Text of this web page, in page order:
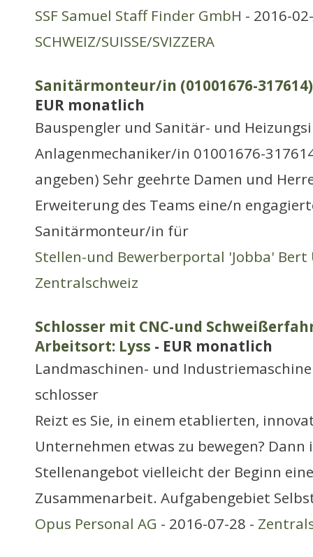
SSF Samuel Staff Finder GmbH - 2016-
SCHWEIZ/SUISSE/SVIZZERA
Sanitärmonteur/in (01001676-
EUR monatlich
Bauspengler und Sanitär- und
Anlagenmechaniker/in 01001676-
angeben) Sehr geehrte Damen und
Erweiterung des Teams eine/n
Sanitärmonteur/in für
Stellen-und Bewerberportal 'Jobba' Bert
Zentralschweiz
Schlosser mit CNC-und
Arbeitsort: Lyss - EUR monatlich
Landmaschinen- und
schlosser
Reizt es Sie, in einem etablierten,
Unternehmen etwas zu bewegen? Dann
Stellenangebot vielleicht der Beginn
Zusammenarbeit. Aufgabengebiet
Opus Personal AG - 2016-07-28 -